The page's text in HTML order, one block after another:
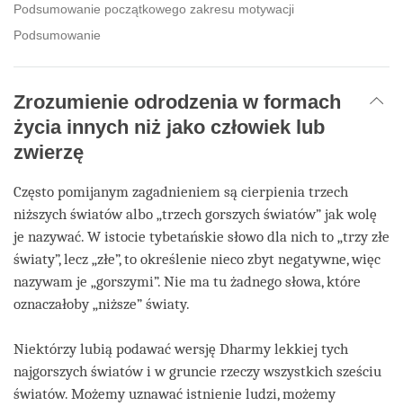
Podsumowanie początkowego zakresu motywacji
Podsumowanie
Zrozumienie odrodzenia w formach
życia innych niż jako człowiek lub
zwierzę
Często pomijanym zagadnieniem są cierpienia trzech
niższych światów albo „trzech gorszych światów” jak wolę
je nazywać. W istocie tybetańskie słowo dla nich to „trzy złe
światy”, lecz „złe”, to określenie nieco zbyt negatywne, więc
nazywam je „gorszymi”. Nie ma tu żadnego słowa, które
oznaczałoby „niższe” światy.
Niektórzy lubią podawać wersję Dharmy lekkiej tych
najgorszych światów i w gruncie rzeczy wszystkich sześciu
światów. Możemy uznawać istnienie ludzi, możemy